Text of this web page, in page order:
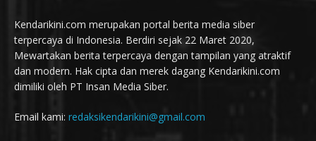
Kendarikini.com merupakan portal berita media siber
terpercaya di Indonesia. Berdiri sejak 22 Maret 2020,
Mewartakan berita terpercaya dengan tampilan yang atraktif
dan modern. Hak cipta dan merek dagang Kendarikini.com
dimiliki oleh PT Insan Media Siber.
Email kami: redaksikendarikini@gmail.com